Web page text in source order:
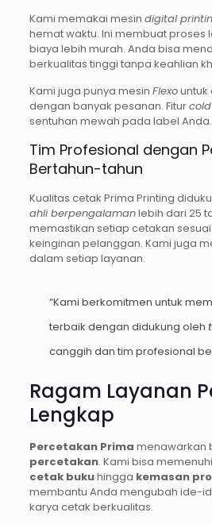
Kami memakai mesin digital
hemat waktu. Ini membuat proses
biaya lebih murah. Anda bisa
berkualitas tinggi tanpa keahlian
Kami juga punya mesin Flexountuk
dengan banyak pesanan. Fitur
sentuhan mewah pada label Anda.
Tim Profesional dengan
Bertahun-tahun
Kualitas cetak Prima Printing
ahli berpengalamanlebih dari 25
memastikan setiap cetakan
keinginan pelanggan. Kami juga
dalam setiap layanan.
“Kami berkomitmen untuk
terbaik dengan didukung oleh
canggih dan tim profesional
Ragam Layanan
Lengkap
Percetakan Prima menawarkan
percetakan. Kami bisa
cetak bukuhingga kemasan
membantu Anda mengubah ide-
karya cetak berkualitas.